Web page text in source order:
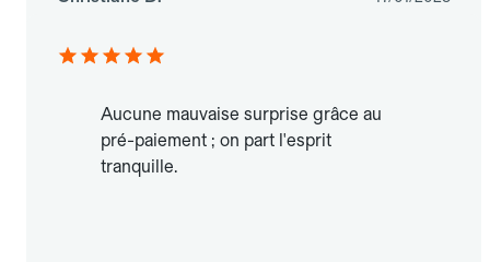
Aucune mauvaise surprise grâce au
pré-paiement ; on part l'esprit
tranquille.